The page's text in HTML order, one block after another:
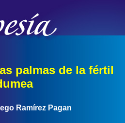
palmas de la fértil
Ramírez Pagan